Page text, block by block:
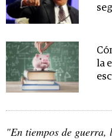
la
"En tiempos de guerra,